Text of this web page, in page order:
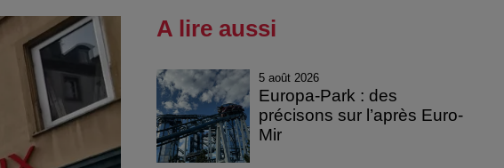
A lire aussi
5 août 2026
Europa-Park : des
précisons sur l’après Euro-
Mir